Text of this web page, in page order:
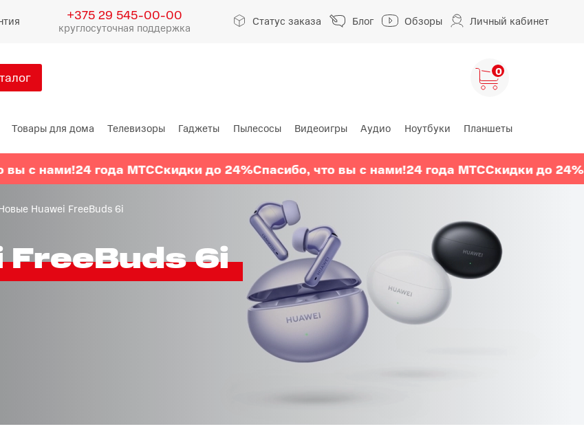
+375 29 545-00-00
круглосуточная поддержка Статус заказа Блог Обзоры Личный кабинет
0
Xiaomi
Xiaomi 15
Redmi 15
Redmi Note 15
Redmi 14
Redmi A
Apple
iPhone 14
Восстановленные
Samsung
Galaxy A
Galaxy Z
HUAWEI
HUAWEI Mate
HONOR
HONOR 400
HONOR Magic
HONOR X
vivo Infinix
Infinix GT
Товары для дома Телевизоры Гаджеты Пылесосы Видеоигры Аудио Ноутбуки Планшеты
нами!24 года МТССкидки до 24%Спасибо, что вы с нами!24 года МТССкидки до 24%
Huawei FreeBuds 6i
6i